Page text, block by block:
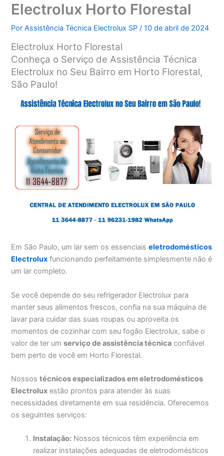
Electrolux Horto Florestal
PorAssistência Técnica Electrolux SP/10 de abril de 2024
Electrolux Horto Florestal
Conheça o Serviço de Assistência Técnica
Electrolux no Seu Bairro em Horto Florestal,
São Paulo!
Em São Paulo, um lar sem os essenciaiseletrodomésticos
Electrolux funcionando perfeitamente simplesmente não é
um lar completo.
Se você depende do seu refrigerador Electrolux para
manter seus alimentos frescos, confia na sua máquina de
lavar para cuidar das suas roupas ou aproveita os
momentos de cozinhar com seu fogão Electrolux, sabe o
valor de ter umserviço de assistência técnica confiável
bem perto de você em Horto Florestal.
Nossostécnicos especializados em eletrodomésticos
Electrolux estão prontos para atender às suas
necessidades diretamente em sua residência. Oferecemos
os seguintes serviços:
Instalação: Nossos técnicos têm experiência em
realizar instalações adequadas de eletrodomésticos